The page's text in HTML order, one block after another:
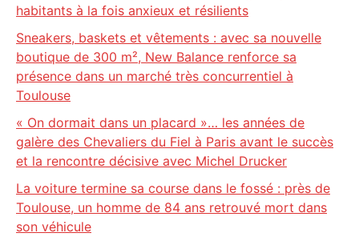
habitants à la fois anxieux et résilients
Sneakers, baskets et vêtements : avec sa nouvelle
boutique de 300 m², New Balance renforce sa
présence dans un marché très concurrentiel à
Toulouse
« On dormait dans un placard »… les années de
galère des Chevaliers du Fiel à Paris avant le succès
et la rencontre décisive avec Michel Drucker
La voiture termine sa course dans le fossé : près de
Toulouse, un homme de 84 ans retrouvé mort dans
son véhicule